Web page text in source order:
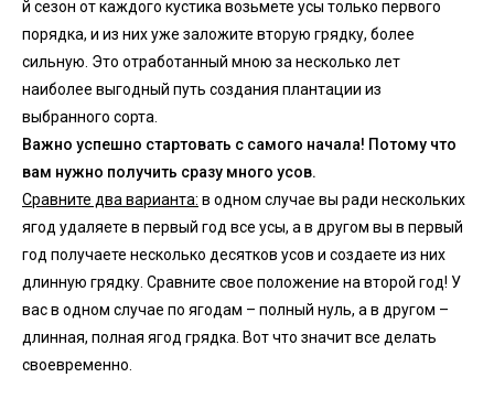
й сезон от каждого кустика возьмете усы только первого
порядка, и из них уже заложите вторую грядку, более
сильную. Это отработанный мною за несколько лет
наиболее выгодный путь создания плантации из
выбранного сорта.
Важно успешно стартовать с самого начала! Потому что
вам нужно получить сразу много усов.
Сравните два варианта: в одном случае вы ради нескольких
ягод удаляете в первый год все усы, а в другом вы в первый
год получаете несколько десятков усов и создаете из них
длинную грядку. Сравните свое положение на второй год! У
вас в одном случае по ягодам – полный нуль, а в другом –
длинная, полная ягод грядка. Вот что значит все делать
своевременно.